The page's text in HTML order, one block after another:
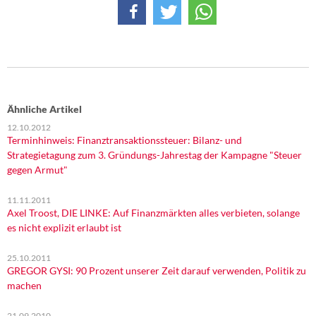
Ähnliche Artikel
12.10.2012
Terminhinweis: Finanztransaktionssteuer: Bilanz- und
Strategietagung zum 3. Gründungs-Jahrestag der Kampagne "Steuer
gegen Armut"
11.11.2011
Axel Troost, DIE LINKE: Auf Finanzmärkten alles verbieten, solange
es nicht explizit erlaubt ist
25.10.2011
GREGOR GYSI: 90 Prozent unserer Zeit darauf verwenden, Politik zu
machen